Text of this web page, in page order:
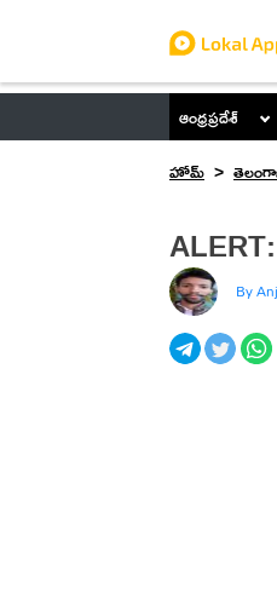
ఆంధ్రప్రదేశ్
హోమ్
By